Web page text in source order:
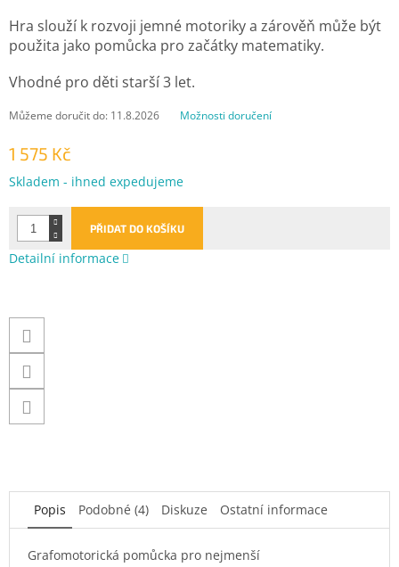
1 575 Kč
Měrná
Skladem - ihned expedujeme
Můžeme doručit do: 11.8.2026 Možnosti doručení
PŘIDAT DO KOŠÍKU
Hra slouží k rozvoji jemné motoriky a zárověň může být
použita jako pomůcka pro začátky matematiky.
Vhodné pro děti starší 3 let.
Detailní informace
Popis Podobné (4) Diskuze Ostatní informace
Grafomotorická pomůcka pro nejmenší